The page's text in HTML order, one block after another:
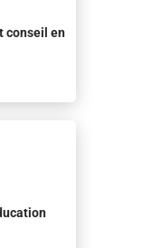
conseil en